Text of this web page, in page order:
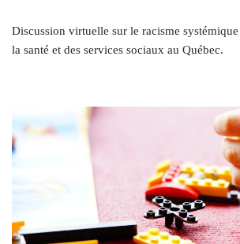
Discussion virtuelle sur le racisme
la santé et des services sociaux au Québec.